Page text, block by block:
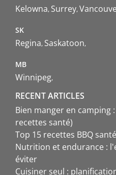
Kelowna Surrey
SK
Regina Saskatoon
MB
Winnipeg
RECENT ARTICLES
Bien manger en camping
recettes santé)
Top 15 recettes BBQ
Nutrition et endurance :
éviter
Cuisiner seul :